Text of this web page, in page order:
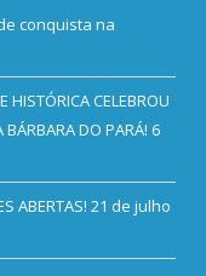
conquista na
HISTÓRICA CELEBROU
BÁRBARA DO PARÁ! 6
ABERTAS! 21 de julho